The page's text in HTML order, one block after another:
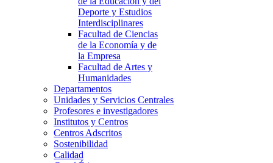
Deporte y Estudios
Interdisciplinares
Facultad de Ciencias
de la Economía y de
la Empresa
Facultad de Artes y
Humanidades
Departamentos
Unidades y Servicios Centrales
Profesores e investigadores
Institutos y Centros
Centros Adscritos
Sostenibilidad
Calidad